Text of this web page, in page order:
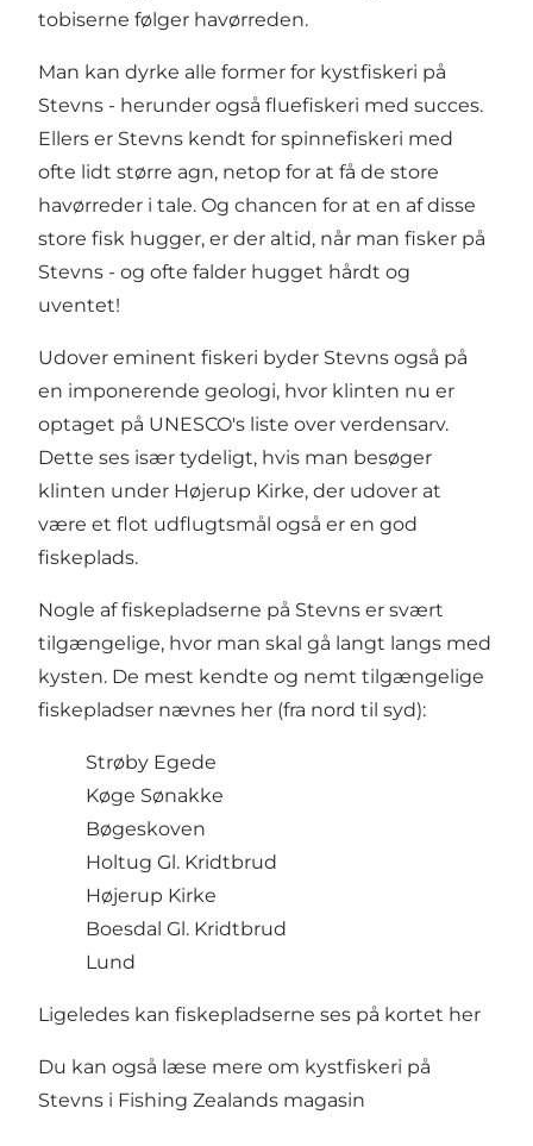
tobiserne følger havørreden.
Man kan dyrke alle former for kystfiskeri på
Stevns - herunder også fluefiskeri med succes.
Ellers er Stevns kendt for spinnefiskeri med
ofte lidt større agn, netop for at få de store
havørreder i tale. Og chancen for at en af disse
store fisk hugger, er der altid, når man fisker på
Stevns - og ofte falder hugget hårdt og
uventet!
Udover eminent fiskeri byder Stevns også på
en imponerende geologi, hvor klinten nu er
optaget på UNESCO's liste over verdensarv.
Dette ses især tydeligt, hvis man besøger
klinten under Højerup Kirke, der udover at
være et flot udflugtsmål også er en god
fiskeplads.
Nogle af fiskepladserne på Stevns er svært
tilgængelige, hvor man skal gå langt langs med
kysten. De mest kendte og nemt tilgængelige
fiskepladser nævnes her (fra nord til syd):
Strøby Egede
Køge Sønakke
Bøgeskoven
Holtug Gl. Kridtbrud
Højerup Kirke
Boesdal Gl. Kridtbrud
Lund
Ligeledes kan fiskepladserne ses på kortet her
Du kan også læse mere om kystfiskeri på
Stevns i Fishing Zealands magasin